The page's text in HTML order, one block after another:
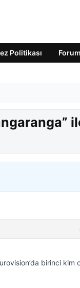
Politikası Forum
birinci kim